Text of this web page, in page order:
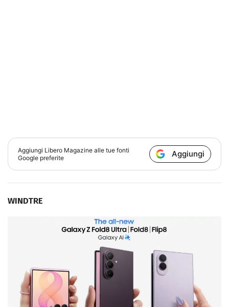
Aggiungi Libero Magazine alle tue fonti
Google preferite
Aggiungi
WINDTRE